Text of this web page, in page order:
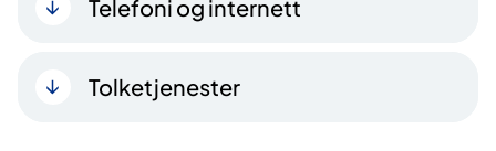
Telefoni og internett
Tolketjenester